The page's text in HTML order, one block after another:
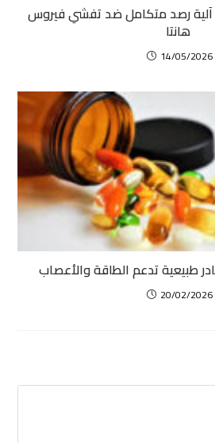
آلية رصد متكامل ضد تفشي فيروس
هانتا
14/05/2026
طبيعية تدعم الطاقة والأعصاب
20/02/2026